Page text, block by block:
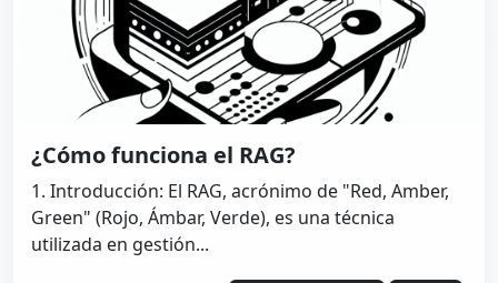
¿Cómo funciona el RAG?
1. Introducción: El RAG, acrónimo de "Red, Amber,
Green" (Rojo, Ámbar, Verde), es una técnica
utilizada en gestión...